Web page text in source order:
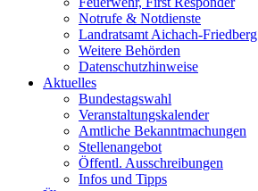
Notrufe & Notdienste
Landratsamt Aichach-Friedberg
Weitere Behörden
Datenschutzhinweise
Aktuelles
Bundestagswahl
Veranstaltungskalender
Amtliche Bekanntmachungen
Stellenangebot
Öffentl. Ausschreibungen
Infos und Tipps